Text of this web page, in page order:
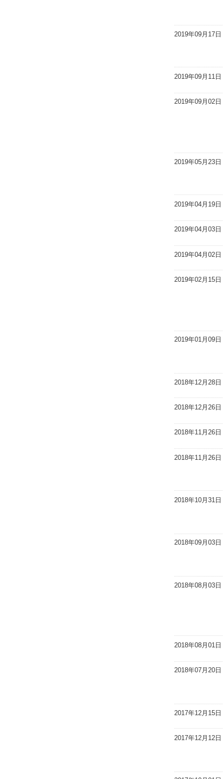
2019年09月17日
2019年09月11日
2019年09月02日
2019年05月23日
2019年04月19日
2019年04月03日
2019年04月02日
2019年02月15日
2019年01月09日
2018年12月28日
2018年12月26日
2018年11月26日
2018年11月26日
2018年10月31日
2018年09月03日
2018年08月03日
2018年08月01日
2018年07月20日
2017年12月15日
2017年12月12日